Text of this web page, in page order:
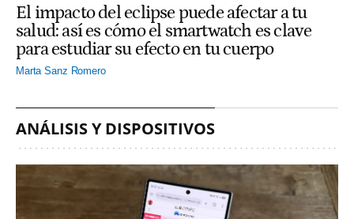
El impacto del eclipse puede afectar a tu
salud: así es cómo el smartwatch es clave
para estudiar su efecto en tu cuerpo
Marta Sanz Romero
ANÁLISIS Y DISPOSITIVOS